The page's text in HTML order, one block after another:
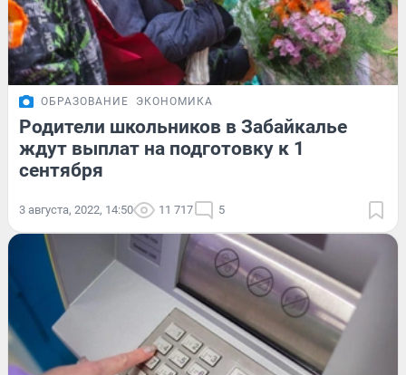
ОБРАЗОВАНИЕ ЭКОНОМИКА
Родители школьников в Забайкалье
ждут выплат на подготовку к 1
сентября
3 августа, 2022, 14:50 11 717 5